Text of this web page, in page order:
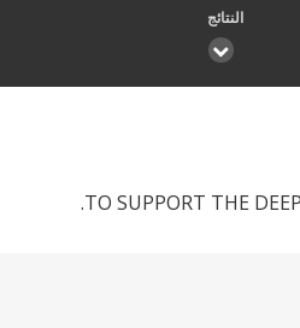
النتائج
TO SUPPORT THE